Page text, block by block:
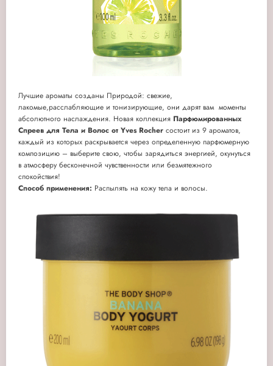
Лучшие ароматы созданы Природой: свежие,
лакомые,расслабляющие и тонизирующие, они дарят вам моменты
абсолютного наслаждения. Новая коллекция Парфюмированных
Спреев для Тела и Волос от Yves Rocher состоит из 9 ароматов,
каждый из которых раскрывается через определенную парфюмерную
композицию – выберите свою, чтобы зарядиться энергией, окунуться
в атмосферу бесконечной чувственности или безмятежного
спокойствия!
Способ применения: Распылять на кожу тела и волосы.